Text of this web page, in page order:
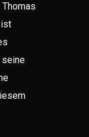
ist
seine